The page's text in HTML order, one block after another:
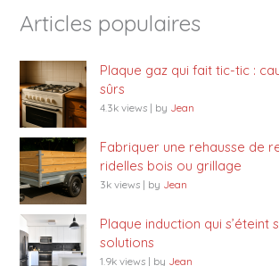
Articles populaires
Plaque gaz qui fait tic-tic :
sûrs
4.3k views | by Jean
Fabriquer une rehausse de
ridelles bois ou grillage
3k views | by Jean
Plaque induction qui s’éteint
solutions
1.9k views | by Jean